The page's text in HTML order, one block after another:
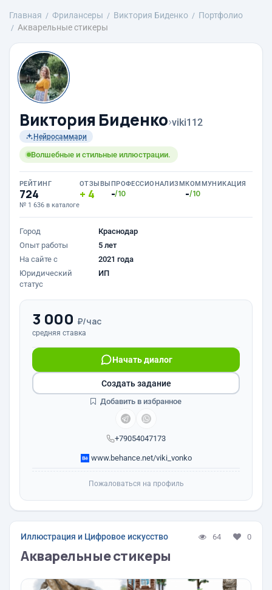
Главная Фрилансеры Виктория Биденко
Портфолио
Акварельные стикеры
Виктория Биденко›viki112
Нейросаммари
Волшебные и стильные иллюстрации.
РЕЙТИНГ
724
№ 1 636 в каталоге
ОТЗЫВЫ
4
ПРОФЕССИОНАЛИЗМ
-/10
КОММУНИКАЦИЯ
-/10
Город
Краснодар
Опыт работы
5 лет
На сайте с
2021 года
Юридический
статус
ИП
3 000 ₽/час
средняя ставка
+79054047173
Начать диалог
www.behance.net/viki_vonko
Создать задание
Добавить в избранное
Пожаловаться на профиль
Иллюстрация и Цифровое искусство 64 0
Акварельные стикеры